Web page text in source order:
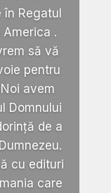
Regatul
.
să vă
pentru
avem
Domnului
de a
cu edituri
care